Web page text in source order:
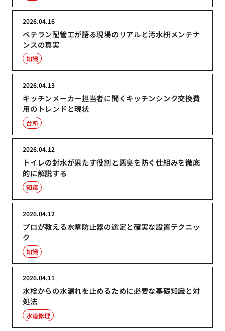
ベテラン配管工が語る現場のリアルと汚水枡メンテナ
ンスの真実
2026.04.16
知識
キッチンメーカー担当者に聞くキッチンシンク交換費
用のトレンドと現状
2026.04.13
台所
トイレの封水が果たす役割と悪臭を防ぐ仕組みを徹底
的に解説する
2026.04.12
知識
プロが教える水撃防止器の選定と確実な設置テクニッ
ク
2026.04.12
知識
水栓からの水漏れを止めるために必要な基礎知識と対
処法
2026.04.11
水道修理